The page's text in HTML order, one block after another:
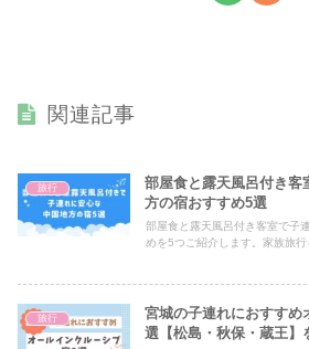
関連記事
旅行
部屋食と露天風呂付き客
方の宿おすすめ5選
部屋食と露天風呂付き客室で子
めを5つご紹介します。家族旅
旅行
宮城の子連れにおすすめ
選【松島・秋保・蔵王】